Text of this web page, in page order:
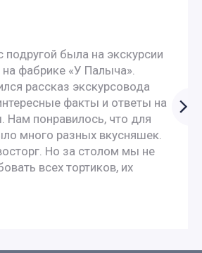
подругой была на экскурсии
на фабрике «У Палыча».
рассказ экскурсовода
факты и ответы на
Нам понравилось, что для
много разных вкусняшек.
Но за столом мы не
всех тортиков, их